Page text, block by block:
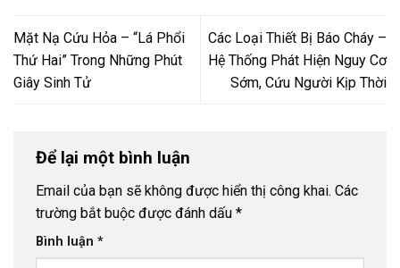
Mặt Nạ Cứu Hỏa – “Lá Phổi
Thứ Hai” Trong Những Phút
Giây Sinh Tử
Các Loại Thiết Bị Báo Cháy –
Hệ Thống Phát Hiện Nguy Cơ
Sớm, Cứu Người Kịp Thời
Để lại một bình luận
Email của bạn sẽ không được hiển thị công khai. Các
trường bắt buộc được đánh dấu *
Bình luận *